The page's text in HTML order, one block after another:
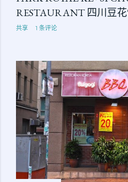
RESTAURANT 四川豆
共享 1 条评论